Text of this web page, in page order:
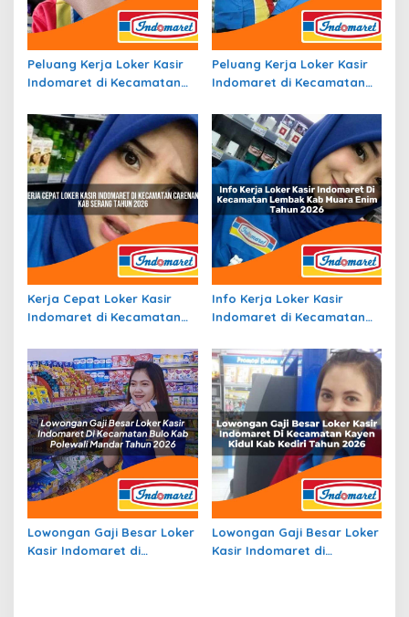
Peluang Kerja Loker Kasir
Indomaret di Kecamatan
Tahun 2026
Peluang Kerja Loker Kasir
Indomaret di Kecamatan
Datar Tahun 2026
Kerja Cepat Loker Kasir
Indomaret di Kecamatan
Tahun 2026
Info Kerja Loker Kasir
Indomaret di Kecamatan
Tahun 2026
Lowongan Gaji Besar Loker
Kasir Indomaret di
Lowongan Gaji Besar Loker
Kasir Indomaret di